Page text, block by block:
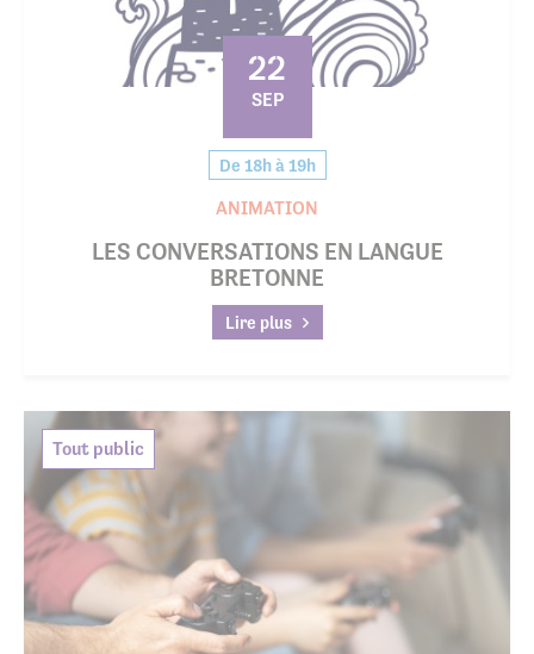
22
SEP
De 18h à 19h
ANIMATION
LES CONVERSATIONS EN LANGUE
BRETONNE
Lire plus
Tout public